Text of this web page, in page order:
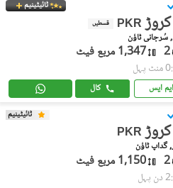
ٹائیٹینیم
PKR قسطیں
سُرجانی ٹاؤن
2 1,347 مربع فیٹ
ایس کال
ٹائیٹینیم
PKR
گداپ ٹاؤن
2 1,150 مربع فیٹ